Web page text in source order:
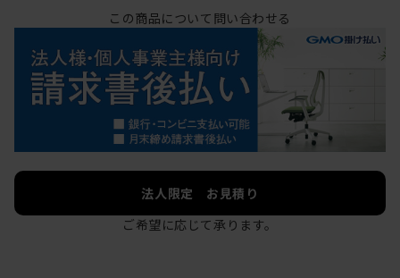
この商品について問い合わせる
法人限定 お見積り
ご希望に応じて承ります。